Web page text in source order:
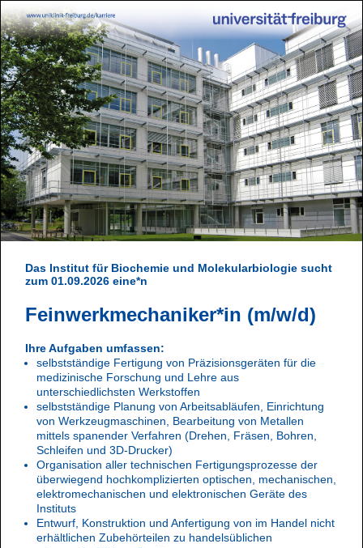
Das Institut für Biochemie und Molekularbiologie sucht
zum 01.09.2026 eine*n
Feinwerkmechaniker*in (m/w/d)
Ihre Aufgaben umfassen:
selbstständige Fertigung von Präzisionsgeräten für die
medizinische Forschung und Lehre aus
unterschiedlichsten Werkstoffen
selbstständige Planung von Arbeitsabläufen, Einrichtung
von Werkzeugmaschinen, Bearbeitung von Metallen
mittels spanender Verfahren (Drehen, Fräsen, Bohren,
Schleifen und 3D-Drucker)
Organisation aller technischen Fertigungsprozesse der
überwiegend hochkomplizierten optischen, mechanischen,
elektromechanischen und elektronischen Geräte des
Instituts
Entwurf, Konstruktion und Anfertigung von im Handel nicht
erhältlichen Zubehörteilen zu handelsüblichen